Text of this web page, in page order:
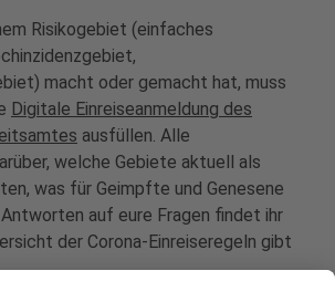
Risikogebiet (einfaches
macht oder gemacht hat, muss
Digitale Einreiseanmeldung des
ausfüllen. Alle
welche Gebiete aktuell als
was für Geimpfte und Genesene
auf eure Fragen findet ihr
der Corona-Einreiseregeln gibt